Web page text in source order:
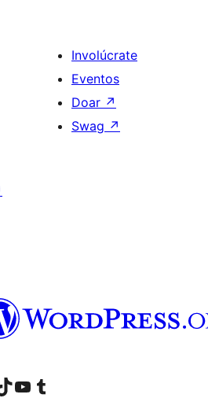
Involúcrate
Eventos
Doar ↗
Swag ↗
de Instagram
conta de LinkedIn
a nosa conta de TikTok
Visita a nosa canle de YouTube
Visita a nosa conta de Tumblr